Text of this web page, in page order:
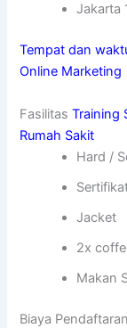
Jakarta
Tempat dan
Online Marketing
FasilitasTraining
Rumah Sakit
Hard /
Jacket
2x
Makan
Biaya